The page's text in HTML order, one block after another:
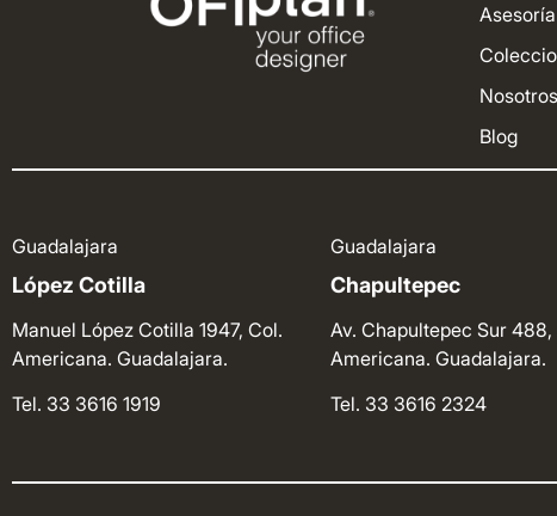
Nosotros
Blog
Guadalajara
López Cotilla
Manuel López Cotilla 1947, Col.
Americana. Guadalajara.
Tel. 33 3616 1919
Guadalajara
Chapultepec
Av. Chapultepec Sur 488,
Americana. Guadalajara.
Tel. 33 3616 2324